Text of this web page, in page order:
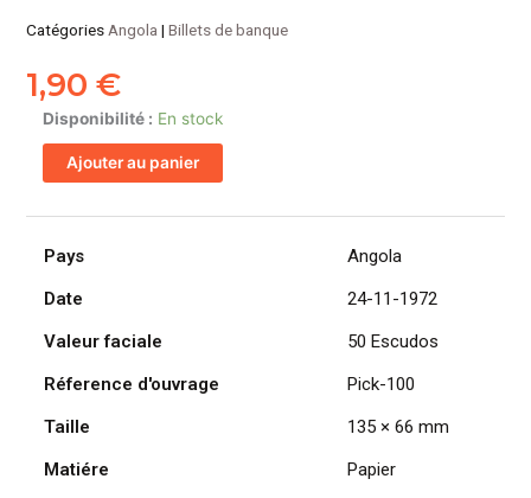
CatégoriesAngola |Billets de banque
1,90€
Disponibilité : En stock
quantité
de
ANGOLA
colonie
portugaise
24-
11-
Marechal
Ajouter au panier
Pays
Angola
Date
24-11-1972
Valeur faciale
50 Escudos
Réference d'ouvrage
Pick-100
Taille
135 × 66 mm
Matiére
Papier